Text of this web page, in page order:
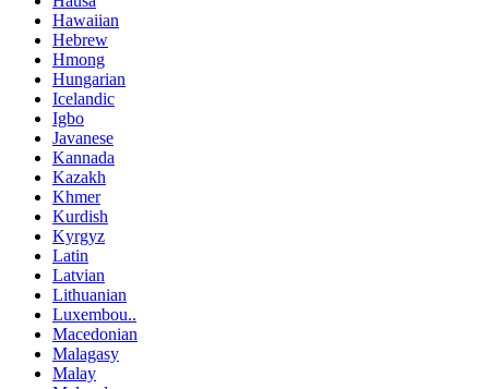
Hawaiian
Hebrew
Hmong
Hungarian
Icelandic
Igbo
Javanese
Kannada
Kazakh
Khmer
Kurdish
Kyrgyz
Latin
Latvian
Lithuanian
Luxembou..
Macedonian
Malagasy
Malay